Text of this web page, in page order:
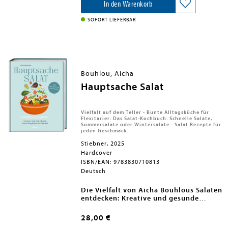
Chicoréesalat mit Kaki und
Haselnüssen; Geschmorte Linsen
mit getrockneten Steinpilzen;
Winter:
Granatapfel und Kürbiskernen;
Fischfrikadellen mit Süßkartoffeln,
Chili, Ingwer und Limetten; Fish
Würstchen, Äpfeln, Weißen
Bohnen, Senf und Apfelwein; Salat
aus Blutorangen, Fenchel, Feta
und Oliven; Pekannuss-
Schokokuchen mit Ricotta
rund 70 Pflanzen, ihre Merkmale und
Anwendungsmöglichkeiten und gibt
hilfreiche Tipps zu jeder Art. Die
In den Warenkorb
SOFORT LIEFERBAR
Bouhlou, Aicha
Hauptsache Salat
Vielfalt auf dem Teller - Bunte Alltagsküche für
Flexitarier. Das Salat-Kochbuch: Schnelle Salate,
Sommersalate oder Wintersalate - Salat Rezepte für
jeden Geschmack.
Stiebner, 2025
Hardcover
ISBN/EAN: 9783830710813
Deutsch
Die Vielfalt von Aicha Bouhlous Salaten
entdecken: Kreative und gesunde
Salate sind längst mehr als nur eine
28,00 €